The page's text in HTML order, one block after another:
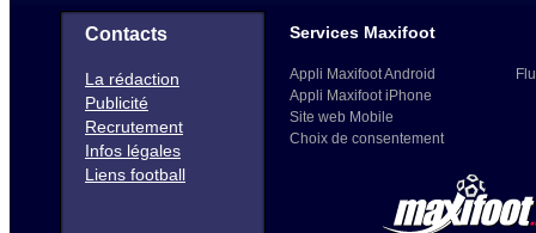
Contacts
La rédaction
Publicité
Recrutement
Infos légales
Liens football
Services Maxifoot
Appli Maxifoot Android
Appli Maxifoot iPhone
Site web Mobile
Choix de consentement